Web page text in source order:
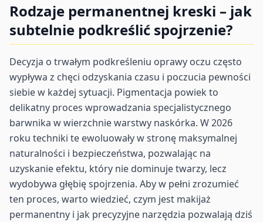
Rodzaje permanentnej kreski – jak
subtelnie podkreślić spojrzenie?
Decyzja o trwałym podkreśleniu oprawy oczu często
wypływa z chęci odzyskania czasu i poczucia pewności
siebie w każdej sytuacji. Pigmentacja powiek to
delikatny proces wprowadzania specjalistycznego
barwnika w wierzchnie warstwy naskórka. W 2026
roku techniki te ewoluowały w stronę maksymalnej
naturalności i bezpieczeństwa, pozwalając na
uzyskanie efektu, który nie dominuje twarzy, lecz
wydobywa głębię spojrzenia. Aby w pełni zrozumieć
ten proces, warto wiedzieć, czym jest makijaż
permanentny i jak precyzyjne narzędzia pozwalają dziś